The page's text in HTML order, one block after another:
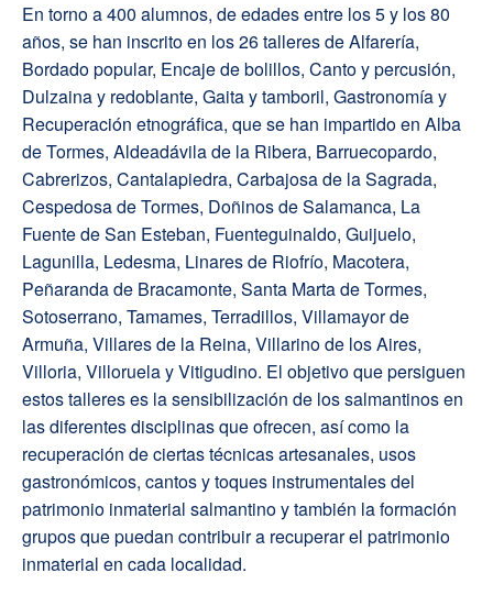
En torno a 400 alumnos, de edades entre los 5 y los 80
años, se han inscrito en los 26 talleres de Alfarería,
Bordado popular, Encaje de bolillos, Canto y percusión,
Dulzaina y redoblante, Gaita y tamboril, Gastronomía y
Recuperación etnográfica, que se han impartido en Alba
de Tormes, Aldeadávila de la Ribera, Barruecopardo,
Cabrerizos, Cantalapiedra, Carbajosa de la Sagrada,
Cespedosa de Tormes, Doñinos de Salamanca, La
Fuente de San Esteban, Fuenteguinaldo, Guijuelo,
Lagunilla, Ledesma, Linares de Riofrío, Macotera,
Peñaranda de Bracamonte, Santa Marta de Tormes,
Sotoserrano, Tamames, Terradillos, Villamayor de
Armuña, Villares de la Reina, Villarino de los Aires,
Villoria, Villoruela y Vitigudino. El objetivo que persiguen
estos talleres es la sensibilización de los salmantinos en
las diferentes disciplinas que ofrecen, así como la
recuperación de ciertas técnicas artesanales, usos
gastronómicos, cantos y toques instrumentales del
patrimonio inmaterial salmantino y también la formación
grupos que puedan contribuir a recuperar el patrimonio
inmaterial en cada localidad.